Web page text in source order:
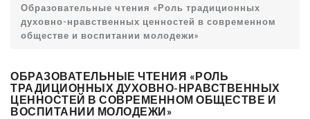
Образовательные чтения «Роль традиционных
духовно-нравственных ценностей в современном
обществе и воспитании молодежи»
ОБРАЗОВАТЕЛЬНЫЕ ЧТЕНИЯ «РОЛЬ
ТРАДИЦИОННЫХ ДУХОВНО-НРАВСТВЕННЫХ
ЦЕННОСТЕЙ В СОВРЕМЕННОМ ОБЩЕСТВЕ И
ВОСПИТАНИИ МОЛОДЕЖИ»